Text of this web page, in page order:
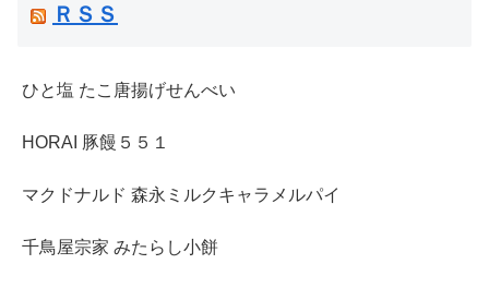
ＲＳＳ
ひと塩 たこ唐揚げせんべい
HORAI 豚饅５５１
マクドナルド 森永ミルクキャラメルパイ
千鳥屋宗家 みたらし小餅